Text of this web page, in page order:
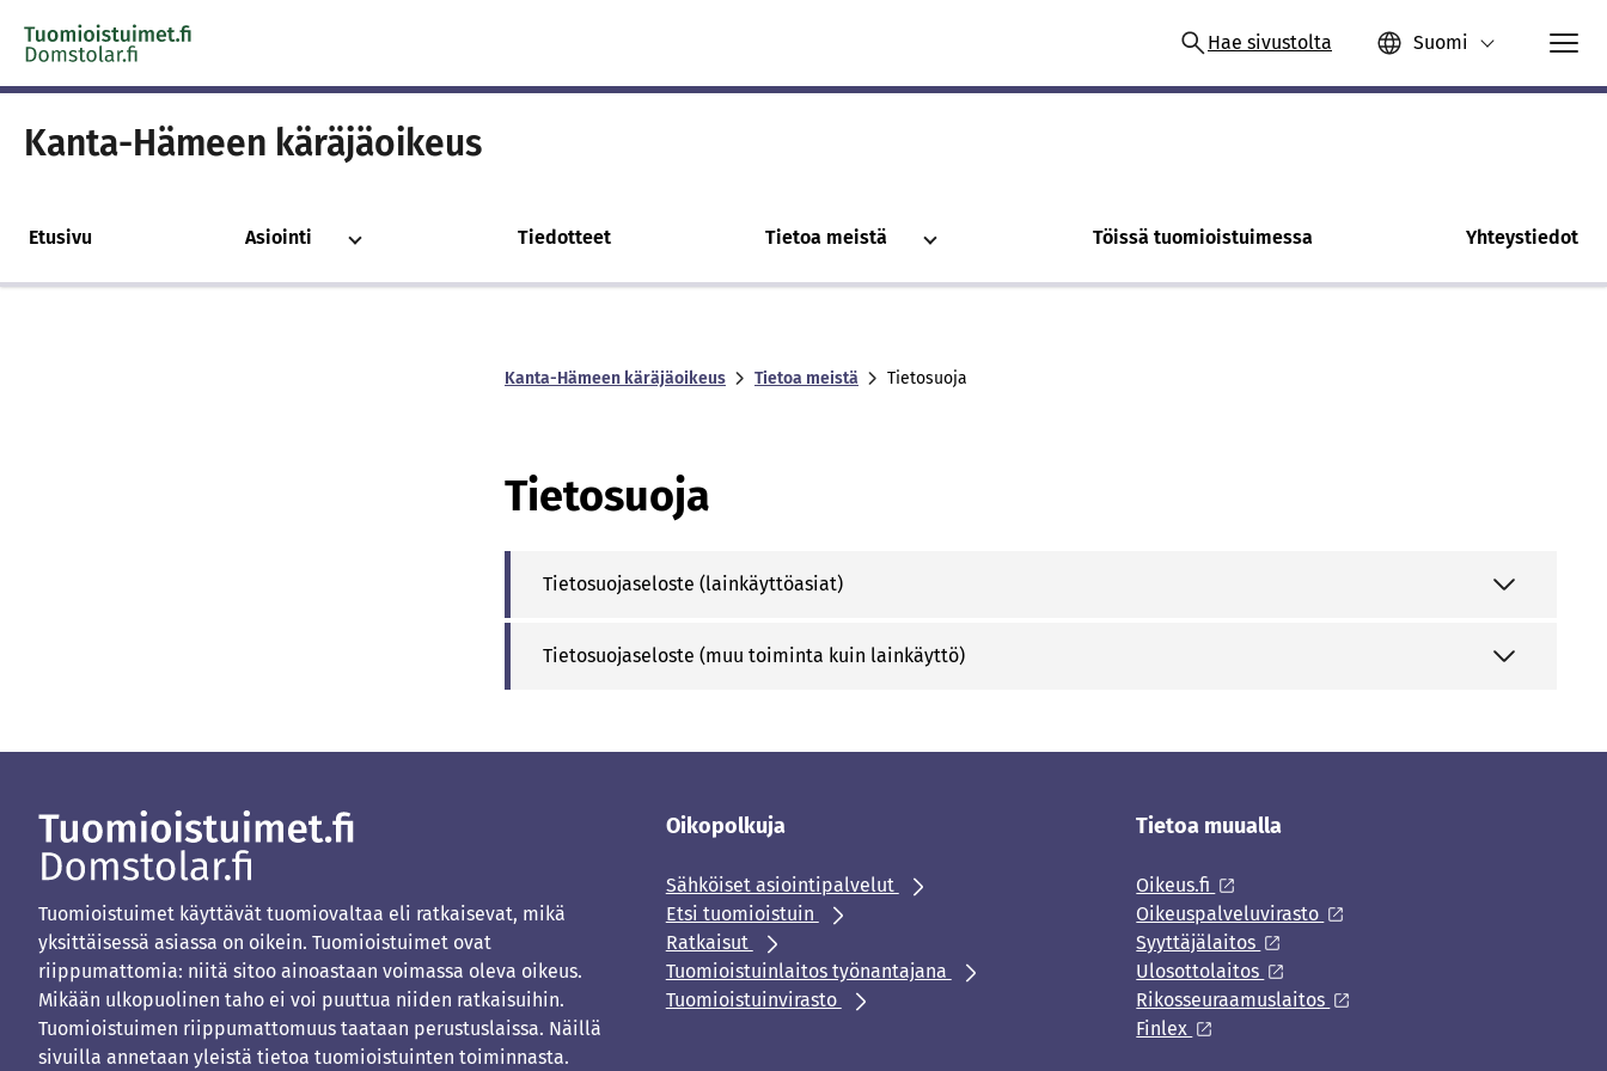
Skip to content -saavutettavuusohje Hae sivustolta Suomi
Kanta-Hämeen käräjäoikeus
Etusivu Asiointi Tiedotteet Tietoa meistä Töissä tuomioistuimessa Yhteystiedot
Kanta-Hämeen käräjäoikeus Tietoa meistä Tietosuoja
Tietosuoja
Tietosuojaseloste (lainkäyttöasiat)
Tietosuojaseloste (muu toiminta kuin lainkäyttö)
Tuomioistuimet käyttävät tuomiovaltaa eli ratkaisevat, mikä
yksittäisessä asiassa on oikein. Tuomioistuimet ovat
riippumattomia: niitä sitoo ainoastaan voimassa oleva oikeus.
Mikään ulkopuolinen taho ei voi puuttua niiden ratkaisuihin.
Tuomioistuimen riippumattomuus taataan perustuslaissa. Näillä
sivuilla annetaan yleistä tietoa tuomioistuinten toiminnasta.
Oikopolkuja
Sähköiset asiointipalvelut
Etsi tuomioistuin
Ratkaisut
Tuomioistuinlaitos työnantajana
Tuomioistuinvirasto
Tietoa muualla
Oikeus.fi
Oikeuspalveluvirasto
Syyttäjälaitos
Ulosottolaitos
Rikosseuraamuslaitos
Finlex